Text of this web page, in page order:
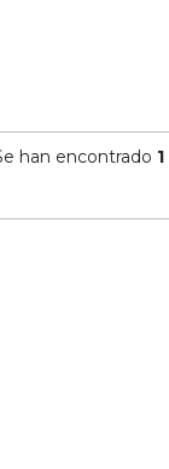
han encontrado 1